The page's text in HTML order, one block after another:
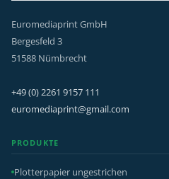
Euromediaprint GmbH
Bergesfeld 3
51588 Nümbrecht
+49 (0) 2261 9157 111
euromediaprint@gmail.com
PRODUKTE
Plotterpapier ungestrichen